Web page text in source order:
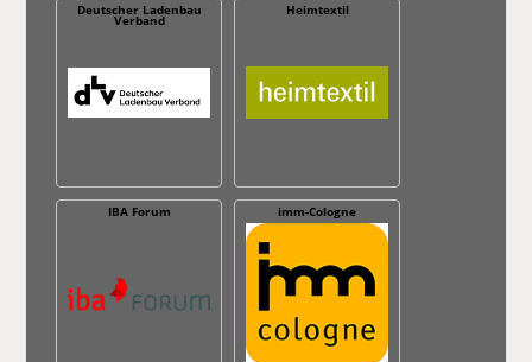
Deutscher Ladenbau
Verband
Heimtextil
IBA Forum imm-Cologne